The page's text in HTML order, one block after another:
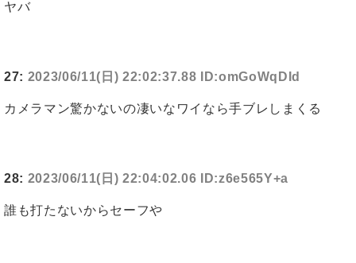
ヤバ
27: 2023/06/11(日) 22:02:37.88 ID:omGoWqDId
カメラマン驚かないの凄いなワイなら手ブレしまくる
28: 2023/06/11(日) 22:04:02.06 ID:z6e565Y+a
誰も打たないからセーフや